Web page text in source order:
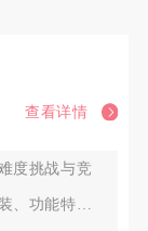
查看详情
度挑战与竞
、功能特技